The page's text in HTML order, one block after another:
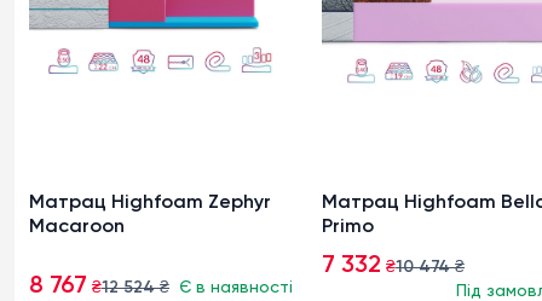
Матрац Highfoam Zephyr
Macaroon
8 767 ₴12 524₴ Є в наявності
Матрац Highfoam
Primo
7 332 ₴10 474₴
Під